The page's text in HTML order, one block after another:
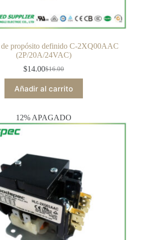
de propósito definido C-2XQ00AAC
(2P/20A/24VAC)
$16.00
$14.00
Añadir al carrito
12% APAGADO